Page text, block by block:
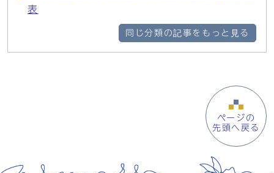
表
同じ分類の記事をもっと見る
ページの
先頭へ戻る